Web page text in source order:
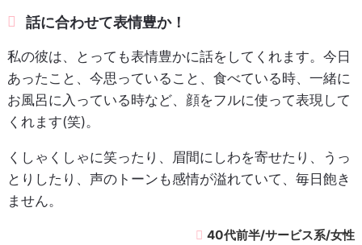
話に合わせて表情豊か！
私の彼は、とっても表情豊かに話をしてくれます。今日
あったこと、今思っていること、食べている時、一緒に
お風呂に入っている時など、顔をフルに使って表現して
くれます(笑)。
くしゃくしゃに笑ったり、眉間にしわを寄せたり、うっ
とりしたり、声のトーンも感情が溢れていて、毎日飽き
ません。
40代前半/サービス系/女性